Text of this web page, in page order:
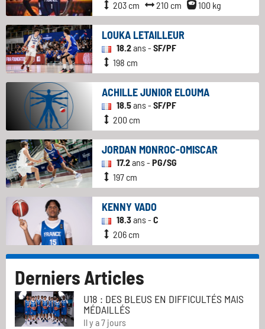
203 cm
210 cm 100 kg
LOUKA LETAILLEUR
18.2ans - SF/PF
198 cm
ACHILLE JUNIOR ELOUMA
18.5ans - SF/PF
200 cm
JORDAN MONROC-OMISCAR
17.2ans - PG/SG
197 cm
KENNY VADO
18.3ans - C
206 cm
Derniers Articles
U18 : DES BLEUS EN DIFFICULTÉS MAIS
MÉDAILLÉS
Il y a 7 jours